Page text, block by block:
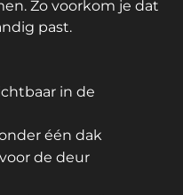
Zo voorkom je dat
past.
in de
één dak
de deur